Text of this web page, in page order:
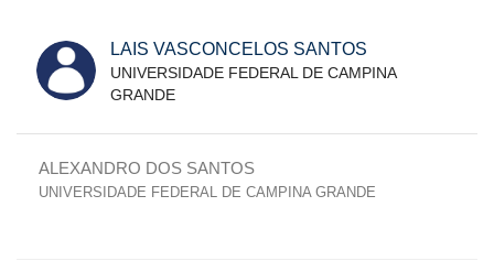
LAIS VASCONCELOS SANTOS
UNIVERSIDADE FEDERAL DE CAMPINA
GRANDE
ALEXANDRO DOS SANTOS
UNIVERSIDADE FEDERAL DE CAMPINA GRANDE